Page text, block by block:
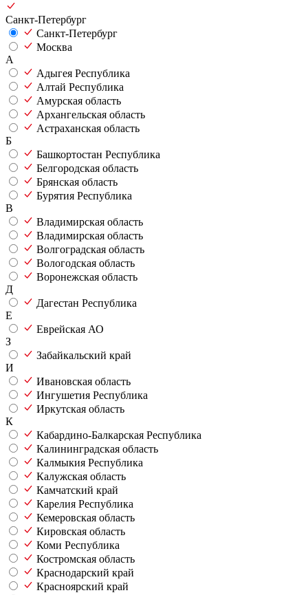
Санкт-Петербург
Санкт-Петербург
Москва
А
Адыгея Республика
Алтай Республика
Амурская область
Архангельская область
Астраханская область
Б
Башкортостан Республика
Белгородская область
Брянская область
Бурятия Республика
В
Владимирская область
Владимирская область
Волгоградская область
Вологодская область
Воронежская область
Д
Дагестан Республика
Е
Еврейская АО
З
Забайкальский край
И
Ивановская область
Ингушетия Республика
Иркутская область
К
Кабардино-Балкарская Республика
Калининградская область
Калмыкия Республика
Калужская область
Камчатский край
Карелия Республика
Кемеровская область
Кировская область
Коми Республика
Костромская область
Краснодарский край
Красноярский край